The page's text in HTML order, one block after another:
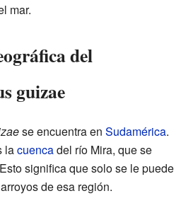
mar.
del
guizae
se encuentra en Sudamérica.
lacuencadel río Mira, que se
significa que solo se le puede
de esa región.